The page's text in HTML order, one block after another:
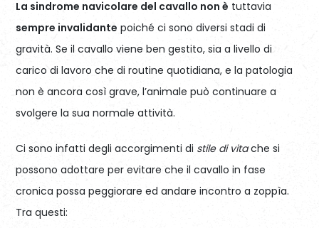
La sindrome navicolare del cavallo non è tuttavia
sempre invalidante poiché ci sono diversi stadi di
gravità. Se il cavallo viene ben gestito, sia a livello di
carico di lavoro che di routine quotidiana, e la patologia
non è ancora così grave, l’animale può continuare a
svolgere la sua normale attività.
Ci sono infatti degli accorgimenti di stile di vitache si
possono adottare per evitare che il cavallo in fase
cronica possa peggiorare ed andare incontro a zoppìa.
Tra questi: